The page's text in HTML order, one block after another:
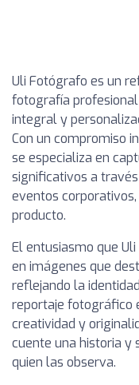
Uli Fotógrafo es un
fotografía
integral y
Con un compromiso
se especializa en
significativos a
eventos
producto.
El entusiasmo que
en imágenes que
reflejando la
reportaje fotográfico
creatividad y
cuente una historia y
quien las observa.